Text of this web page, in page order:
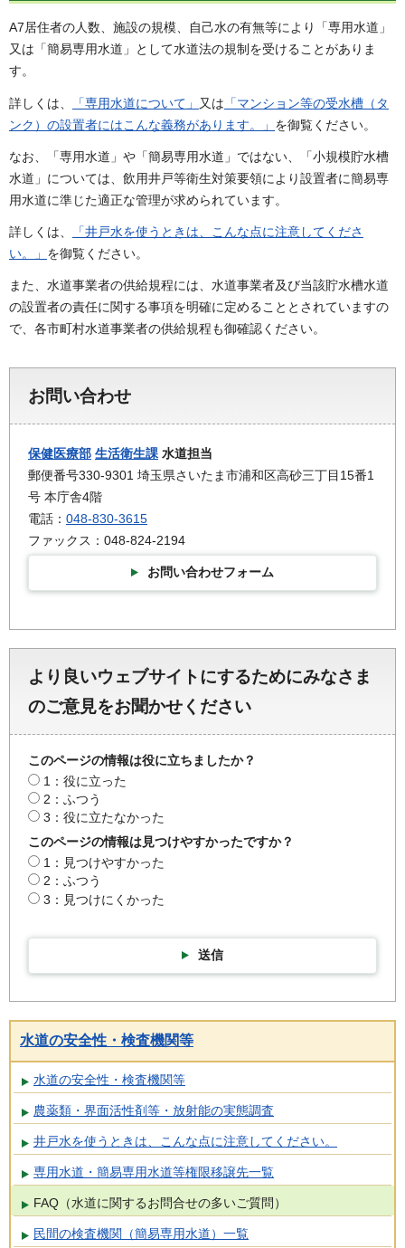
A7居住者の人数、施設の規模、自己水の有無等により「専用水道」
又は「簡易専用水道」として水道法の規制を受けることがありま
す。
詳しくは、 「専用水道について」 又は 「マンション等の受水槽（タ
ンク）の設置者にはこんな義務があります。」 を御覧ください。
なお、「専用水道」や「簡易専用水道」ではない、「小規模貯水槽
水道」については、飲用井戸等衛生対策要領により設置者に簡易専
用水道に準じた適正な管理が求められています。
詳しくは、
「井戸水を使うときは、こんな点に注意してくださ
い。」 を御覧ください。
また、水道事業者の供給規程には、水道事業者及び当該貯水槽水道
の設置者の責任に関する事項を明確に定めることとされていますの
で、各市町村水道事業者の供給規程も御確認ください。
お問い合わせ
保健医療部 生活衛生課 水道担当
郵便番号330-9301 埼玉県さいたま市浦和区高砂三丁目15番1
号 本庁舎4階
電話： 048-830-3615
ファックス：048-824-2194
お問い合わせフォーム
より良いウェブサイトにするためにみなさま
のご意見をお聞かせください
このページの情報は役に立ちましたか？
1：役に立った
2：ふつう
3：役に立たなかった
このページの情報は見つけやすかったですか？
1：見つけやすかった
2：ふつう
3：見つけにくかった
送信
水道の安全性・検査機関等
水道の安全性・検査機関等
農薬類・界面活性剤等・放射能の実態調査
井戸水を使うときは、こんな点に注意してください。
専用水道・簡易専用水道等権限移譲先一覧
FAQ（水道に関するお問合せの多いご質問）
民間の検査機関（簡易専用水道）一覧